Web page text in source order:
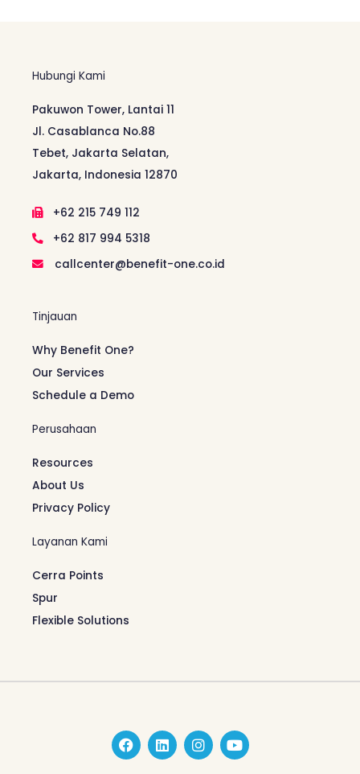
Hubungi Kami
Pakuwon Tower, Lantai 11
Jl. Casablanca No.88
Tebet, Jakarta Selatan,
Jakarta, Indonesia 12870
+62 215 749 112
+62 817 994 5318
callcenter@benefit-one.co.id
Tinjauan
Why Benefit One?
Our Services
Schedule a Demo
Perusahaan
Resources
About Us
Privacy Policy
Layanan Kami
Cerra Points
Spur
Flexible Solutions
F
a
c
L
i
n
I
n
s
Y
o
u